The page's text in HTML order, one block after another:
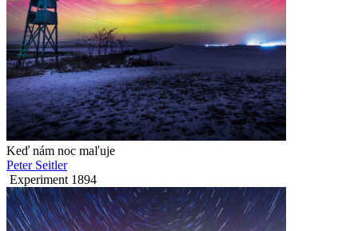
Keď nám noc maľuje
Peter Seitler
Experiment 1894